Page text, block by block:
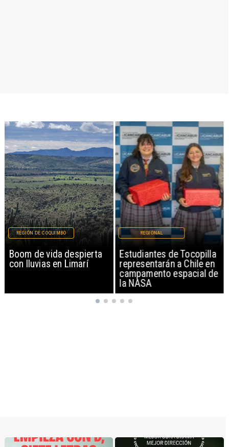
Boom de vida despierta
con lluvias en Limarí
REGIÓN DE COQUIMBO
Estudiantes de Tocopilla
representarán a Chile en
campamento espacial de
la NASA
REGIONAL